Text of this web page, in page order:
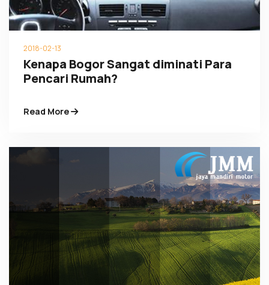
2018-02-13
Kenapa Bogor Sangat diminati Para
Pencari Rumah?
Read More